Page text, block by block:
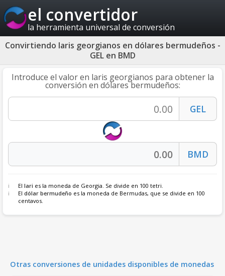
el convertidor
la herramienta universal de conversión
Convirtiendo laris georgianos en dólares bermudeños -
GEL en BMD
Introduce el valor en laris georgianos para obtener la
conversión en dólares bermudeños:
El lari es la moneda de Georgia. Se divide en 100 tetri.
El dólar bermudeño es la moneda de Bermudas, que se divide en 100
centavos.
Otras conversiones de unidades disponibles de monedas